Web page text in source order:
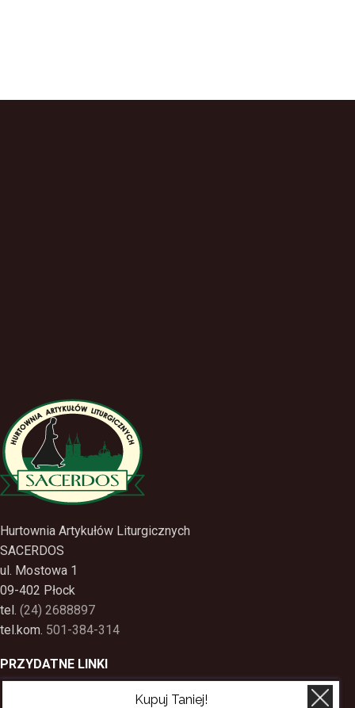
Hurtownia Artykułów Liturgicznych
SACERDOS
ul. Mostowa 1
09-402 Płock
tel. (24) 2688897
tel.kom. 501-384-314
PRZYDATNE LINKI
Kupuj Taniej!